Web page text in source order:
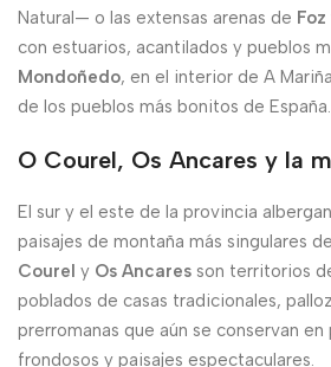
Natural— o las extensas arenas de Foz
con estuarios, acantilados y pueblos
Mondoñedo, en el interior de A
de los pueblos más bonitos de España.
O Courel, Os Ancares y la
El sur y el este de la provincia
paisajes de montaña más singulares
Courel y Os Ancares son territorios
poblados de casas tradicionales,
prerromanas que aún se conservan
frondosos y paisajes espectaculares.